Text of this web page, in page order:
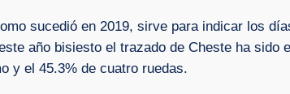
sucedió en 2019, sirve para indicar los
año bisiesto el trazado de Cheste ha sido
y el 45.3% de cuatro ruedas.